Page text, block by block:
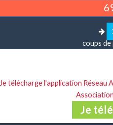
coups
Je télécharge l'application
Je